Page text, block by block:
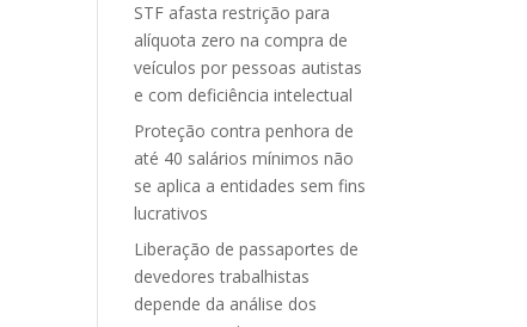
STF afasta restrição para
alíquota zero na compra de
veículos por pessoas autistas
e com deficiência intelectual
Proteção contra penhora de
até 40 salários mínimos não
se aplica a entidades sem fins
lucrativos
Liberação de passaportes de
devedores trabalhistas
depende da análise dos